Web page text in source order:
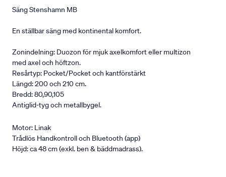
Säng Stenshamn MB
En ställbar säng med kontinental komfort.
Zonindelning: Duozon för mjuk axelkomfort eller multizon
med axel och höftzon.
Resårtyp: Pocket/Pocket och kantförstärkt
Längd: 200 och 210 cm.
Bredd: 80,90,105
Antiglid-tyg och metallbygel.
Motor: Linak
Trådlös Handkontroll och Bluetooth (app)
Höjd: ca 48 cm (exkl. ben & bäddmadrass).